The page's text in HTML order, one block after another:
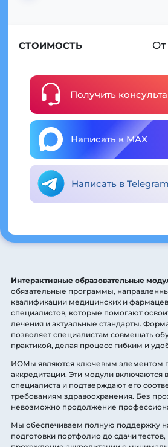
СТОИМОСТЬ От
Получить
Написать в MAX
Написать в Telegram
Интерактивные образовательные
обязательные программы,
квалификации медицинских и
специалистов, которые помогают
лечения и актуальные стандарты.
позволяет специалистам совмещать
практикой, делая процесс гибким и
ИОМы являются ключевым элементом
аккредитации. Эти модули включаются
специалиста и подтверждают его
требованиям здравоохранения. Без
невозможно продолжение
Мы обеспечиваем полную поддержку на
подготовки портфолио до сдачи